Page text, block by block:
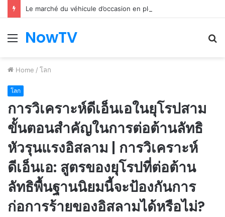
Le marché du véhicule d’occasion en plein essor
Menu
NowTV
Home / โลก
โลก
การวิเคราะห์ดีเอ็นเอในยุโรปสาม
ขั้นตอนสำคัญในการต่อต้านลัทธิ
หัวรุนแรงอิสลาม | การวิเคราะห์
ดีเอ็นเอ: สูตรของยุโรปที่ต่อต้าน
ลัทธิพื้นฐานนิยมนี้จะป้องกันการ
ก่อการร้ายของอิสลามได้หรือไม่?